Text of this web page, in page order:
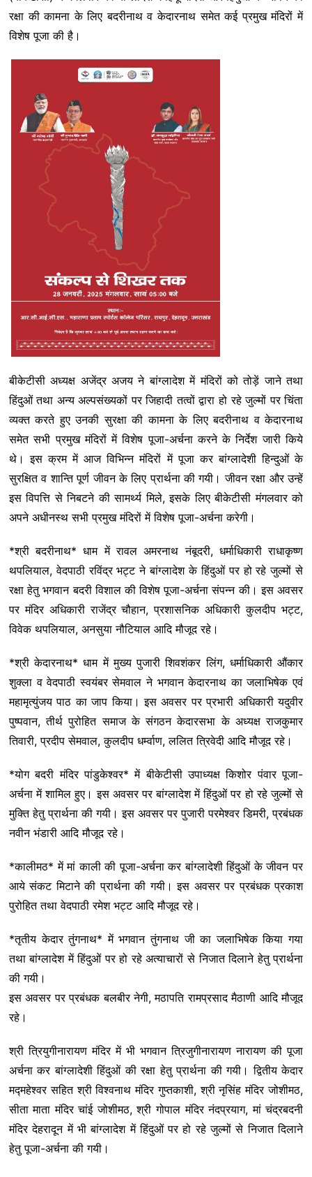
e
b
o
k
t
e
A
p
d
I
e
r
m
g
रक्षा की कामना के लिए बदरीनाथ व केदारनाथ समेत कई प्रमुख मंदिरों में
विशेष पूजा की है।
बीकेटीसी अध्यक्ष अजेंद्र अजय ने बांग्लादेश में मंदिरों को तोड़ें जाने तथा
हिंदुओं तथा अन्य अल्पसंख्यकों पर जिहादी तत्वों द्वारा हो रहे जुल्मों पर चिंता
व्यक्त करते हुए उनकी सुरक्षा की कामना के लिए बदरीनाथ व केदारनाथ
समेत सभी प्रमुख मंदिरों में विशेष पूजा-अर्चना करने के निर्देश जारी किये
थे। इस क्रम में आज विभिन्न मंदिरों में पूजा कर बांग्लादेशी हिन्दुओं के
सुरक्षित व शान्ति पूर्ण जीवन के लिए प्रार्थना की गयी। जीवन रक्षा और उन्हें
इस विपत्ति से निबटने की सामर्थ्य मिले, इसके लिए बीकेटीसी मंगलवार को
अपने अधीनस्थ सभी प्रमुख मंदिरों में विशेष पूजा-अर्चना करेगी।
*श्री बदरीनाथ* धाम में रावल अमरनाथ नंबूदरी, धर्माधिकारी राधाकृष्ण
थपलियाल, वेदपाठी रविंद्र भट्ट ने बांग्लादेश के हिंदुओं पर हो रहे जुल्मों से
रक्षा हेतु भगवान बदरी विशाल की विशेष पूजा-अर्चना संपन्न की। इस अवसर
पर मंदिर अधिकारी राजेंद्र चौहान, प्रशासनिक अधिकारी कुलदीप भट्ट,
विवेक थपलियाल, अनसुया नौटियाल आदि मौजूद रहे।
*श्री केदारनाथ* धाम में मुख्य पुजारी शिवशंकर लिंग, धर्माधिकारी औंकार
शुक्ला व वेदपाठी स्वयंबर सेमवाल ने भगवान केदारनाथ का जलाभिषेक एवं
महामृत्युंजय पाठ का जाप किया। इस अवसर पर प्रभारी अधिकारी यदुवीर
पुष्पवान, तीर्थ पुरोहित समाज के संगठन केदारसभा के अध्यक्ष राजकुमार
तिवारी, प्रदीप सेमवाल, कुलदीप धर्म्वाण, ललित त्रिवेदी आदि मौजूद रहे।
*योग बदरी मंदिर पांडुकेश्वर* में बीकेटीसी उपाध्यक्ष किशोर पंवार पूजा-
अर्चना में शामिल हुए। इस अवसर पर बांग्लादेश में हिंदुओं पर हो रहे जुल्मों से
मुक्ति हेतु प्रार्थना की गयी। इस अवसर पर पुजारी परमेश्वर डिमरी, प्रबंधक
नवीन भंडारी आदि मौजूद रहे।
*कालीमठ* में मां काली की पूजा-अर्चना कर बांग्लादेशी हिंदुओं के जीवन पर
आये संकट मिटाने की प्रार्थना की गयी। इस अवसर पर प्रबंधक प्रकाश
पुरोहित तथा वेदपाठी रमेश भट्ट आदि मौजूद रहे।
*तृतीय केदार तुंगनाथ* में भगवान तुंगनाथ जी का जलाभिषेक किया गया
तथा बांग्लादेश में हिंदुओं पर हो रहे अत्याचारों से निजात दिलाने हेतु प्रार्थना
की गयी।
इस अवसर पर प्रबंधक बलबीर नेगी, मठापति रामप्रसाद मैठाणी आदि मौजूद
रहे।
श्री त्रियुगीनारायण मंदिर में भी भगवान त्रिजुगीनारायण नारायण की पूजा
अर्चना कर बांग्लादेशी हिंदुओं की रक्षा हेतु प्रार्थना की गयी। द्वितीय केदार
मद्महेश्वर सहित श्री विश्वनाथ मंदिर गुप्तकाशी, श्री नृसिंह मंदिर जोशीमठ,
सीता माता मंदिर चांई जोशीमठ, श्री गोपाल मंदिर नंदप्रयाग, मां चंद्रबदनी
मंदिर देहरादून में भी बांग्लादेश में हिंदुओं पर हो रहे जुल्मों से निजात दिलाने
हेतु पूजा-अर्चना की गयी।